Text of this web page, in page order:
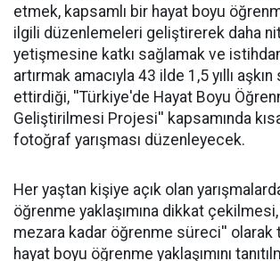
etmek, kapsamlı bir hayat boyu
ilgili düzenlemeleri geliştirerek daha
yetişmesine katkı sağlamak ve
artırmak amacıyla 43 ilde 1,5 yıllı
ettirdiği, ''Türkiye'de Hayat Boyu
Geliştirilmesi Projesi'' kapsamında
fotoğraf yarışması düzenleyecek.
Her yaştan kişiye açık olan
öğrenme yaklaşımına dikkat
mezara kadar öğrenme süreci'' olarak
hayat boyu öğrenme yaklaşımını